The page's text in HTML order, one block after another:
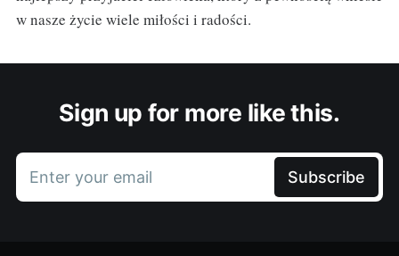
w nasze życie wiele miłości i radości.
Sign up for more like this.
Enter your email Subscribe